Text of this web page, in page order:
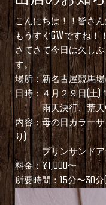
こんにちは！！皆さ
もうすぐGWですね！
さてさて今日は久し
す。
場所：新名古屋競馬
日時：４月２９日(土)
雨天決行、荒天
内容：母の日カラー
り)
プリンサンドア
料金：¥1,000〜
所要時間：15分〜30